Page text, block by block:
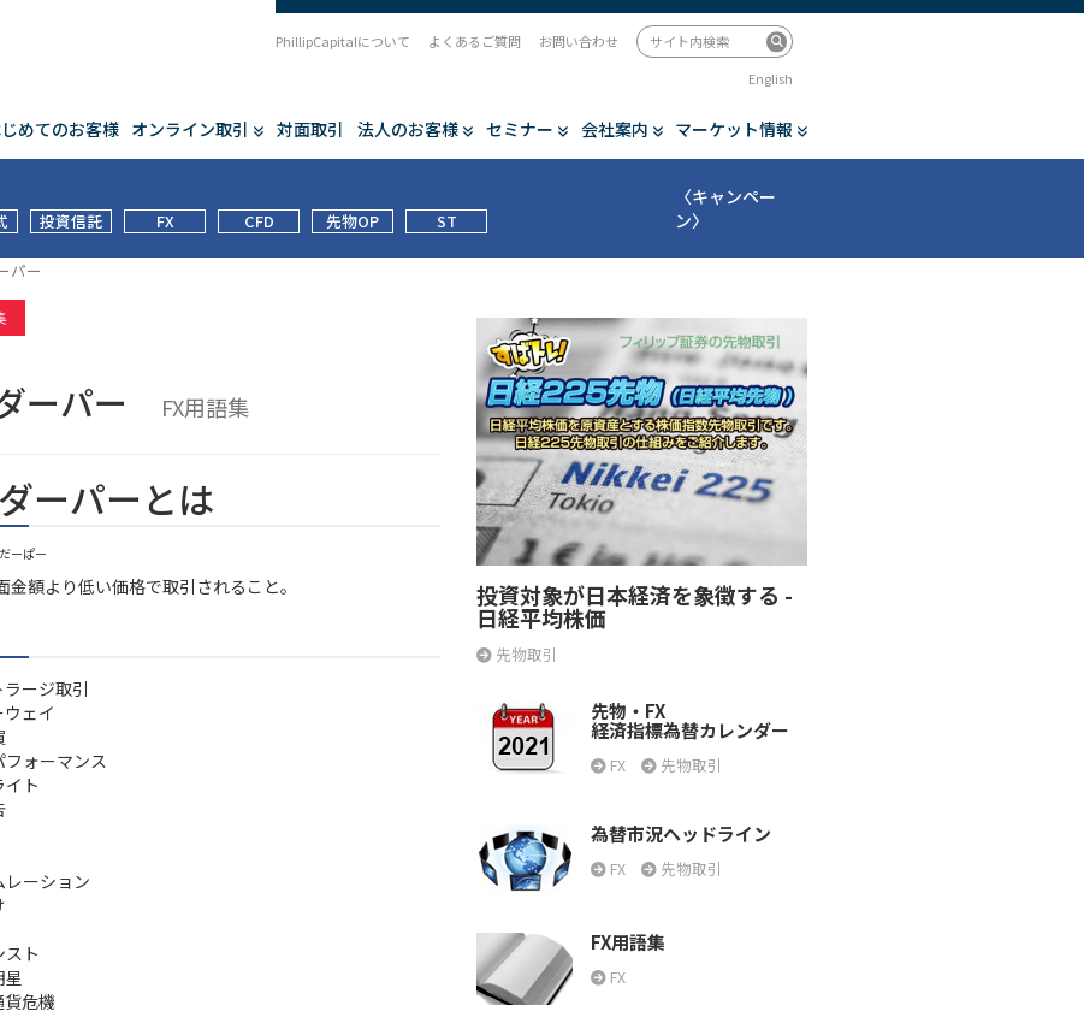
めてのお客様 オンライン取引 対面取引 法人のお客様 セミナー 会社案内 マーケット情報
PhillipCapitalについて よくあるご質問
お問い合わせ
English
投資信託 FX CFD 先物OP ST
〈キャンペー
ン〉
パー
ーパー FX用語集
ーパーとは
ーぱー
金額より低い価格で取引されること。
ージ取引
ェイ
フォーマンス
イト
レーション
スト
星
貨危機
投資対象が日本経済を象徴する -
日経平均株価
先物取引
先物・FX
経済指標為替カレンダー
FX 先物取引
為替市況ヘッドライン
FX 先物取引
FX用語集
FX